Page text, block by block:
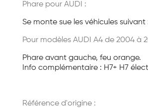
Phare pour AUDI :
Se monte sue les véhicules suivant
Pour modèles AUDI A4 de 2004 à
Phare avant gauche, feu orange.
Info complémentaire : H7+ H7
Référence d'origine :